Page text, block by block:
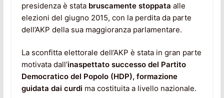
presidenza è stata bruscamente stoppata alle
elezioni del giugno 2015, con la perdita da parte
dell’AKP della sua maggioranza parlamentare.
La sconfitta elettorale dell’AKP è stata in gran parte
motivata dall’inaspettato successo del Partito
Democratico del Popolo (HDP), formazione
guidata dai curdi ma costituita a livello nazionale.